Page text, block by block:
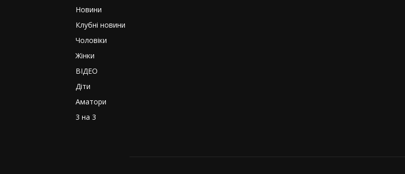
Новини
Клубні новини
Чоловіки
Жінки
ВІДЕО
Діти
Аматори
3 на 3